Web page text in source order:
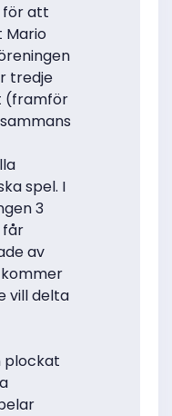
för att
Mario
tredje
(framför
spel. I
3
får
av
vill delta
plockat